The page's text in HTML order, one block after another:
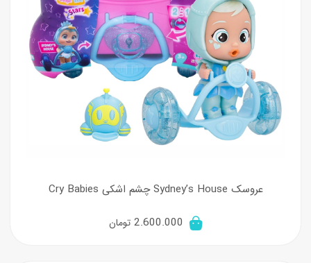
عروسک Sydney’s House چشم اشکی Cry Babies
2.600.000 تومان